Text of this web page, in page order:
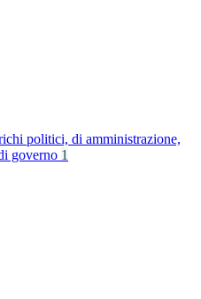
politici, di amministrazione,
governo 1